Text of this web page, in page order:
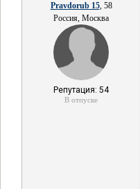
Pravdorub 15, 58
Россия, Москва
Репутация: 54
В отпуске